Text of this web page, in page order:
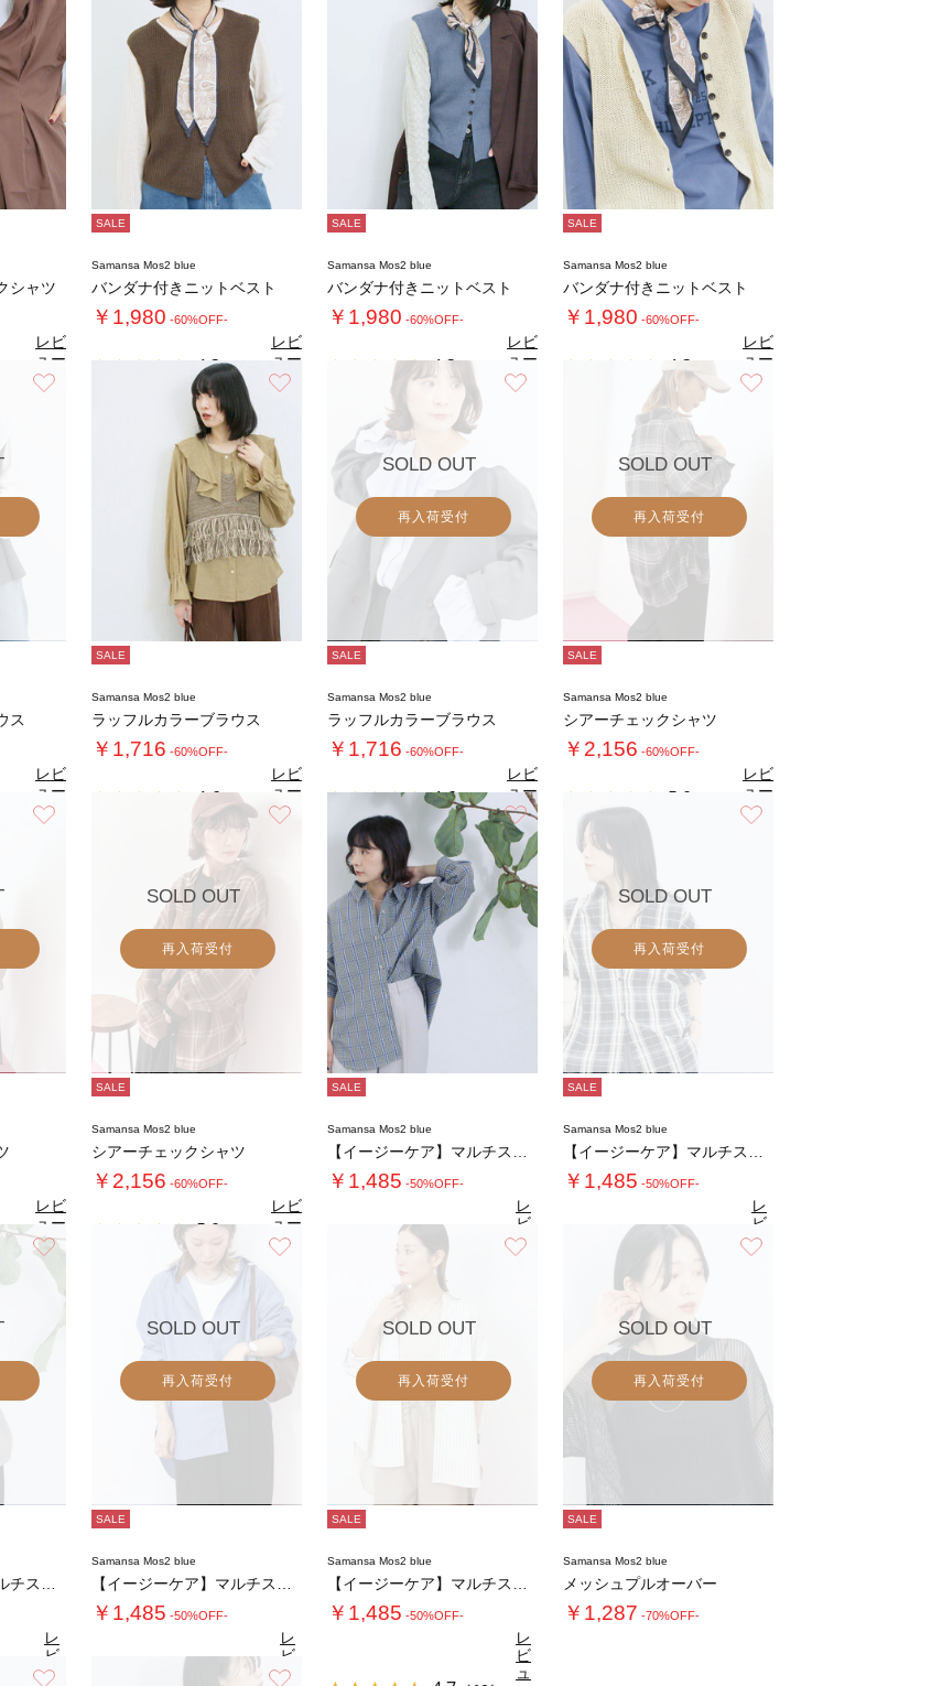
シャツ
レビ
ュー
を見
る
SALE
Samansa Mos2 blue
バンダナ付きニットベスト
￥1,980 -60%OFF-
4.3（3）
レビ
ュー
を見
る
SALE
Samansa Mos2 blue
バンダナ付きニットベスト
￥1,980 -60%OFF-
4.3（3）
レビ
ュー
を見
る
SALE
Samansa Mos2 blue
バンダナ付きニットベスト
￥1,980 -60%OFF-
4.3（3）
レビ
ュー
を見
る
ス
レビ
ュー
を見
る
SALE
Samansa Mos2 blue
ラッフルカラーブラウス
￥1,716 -60%OFF-
4.6（7）
レビ
ュー
を見
る
SOLD OUT
再入荷受付
SALE
Samansa Mos2 blue
ラッフルカラーブラウス
￥1,716 -60%OFF-
4.6（7）
レビ
ュー
を見
る
SOLD OUT
再入荷受付
SALE
Samansa Mos2 blue
シアーチェックシャツ
￥2,156 -60%OFF-
5.0
レビ
ュー
を見
る
）
レビ
ュー
を見
る
SOLD OUT
再入荷受付
SALE
Samansa Mos2 blue
シアーチェックシャツ
￥2,156 -60%OFF-
5.0（3）
レビ
ュー
を見
る
お気に入り
SALE
Samansa Mos2 blue
￥1,485 -50%OFF-
4.7
レ
ビ
ュ
ー
SOLD OUT
再入荷受付
SALE
Samansa Mos2 blue
￥1,485 -50%OFF-
（10）
レ
ビ
ュ
ー
お気に入り
レ
ビ
ュ
SOLD OUT
再入荷受付
SALE
Samansa Mos2 blue
￥1,485 -50%OFF-
レ
ビ
ュ
SOLD OUT
再入荷受付
SALE
Samansa Mos2 blue
￥1,485 -50%OFF-
レ
ビ
ュ
SOLD OUT
再入荷受付
SALE
Samansa Mos2 blue
メッシュプルオーバー
￥1,287 -70%OFF-